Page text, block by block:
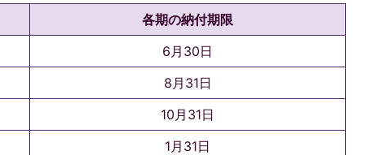
各期の納付期限
6月30日
8月31日
10月31日
1月31日